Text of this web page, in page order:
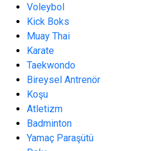
Voleybol
Kick Boks
Muay Thai
Karate
Taekwondo
Bireysel Antrenör
Koşu
Atletizm
Badminton
Yamaç Paraşütü